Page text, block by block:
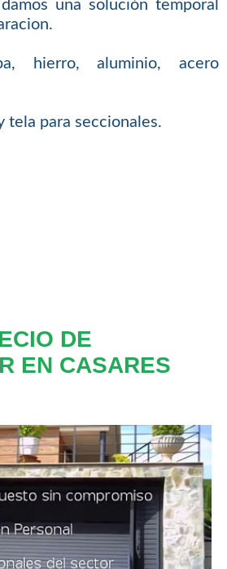
una solución temporal
hierro, aluminio, acero
tela para seccionales.
DE
EN CASARES